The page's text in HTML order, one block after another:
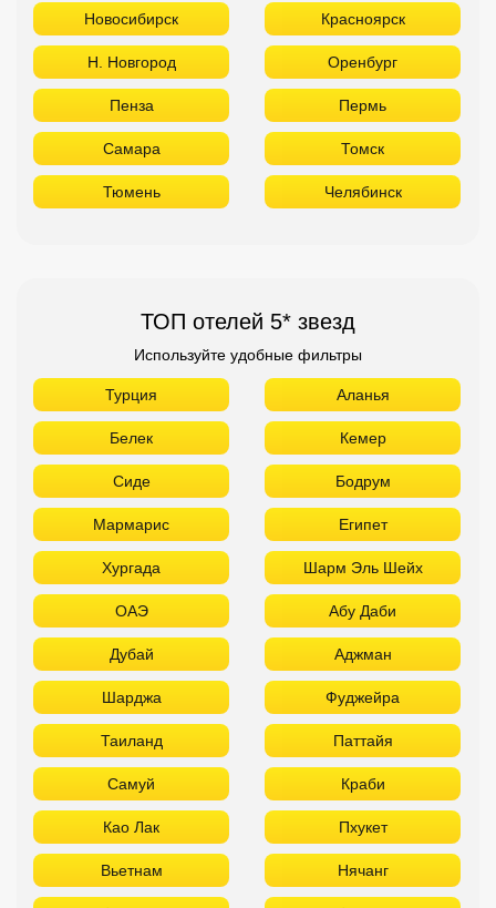
Новосибирск Красноярск
Н. Новгород Оренбург
Пенза Пермь
Самара Томск
Тюмень Челябинск
ТОП отелей 5* звезд
Используйте удобные фильтры
Турция Аланья
Белек Кемер
Сиде Бодрум
Мармарис Египет
Хургада Шарм Эль Шейх
ОАЭ Абу Даби
Дубай Аджман
Шарджа Фуджейра
Таиланд Паттайя
Самуй Краби
Као Лак Пхукет
Вьетнам Нячанг